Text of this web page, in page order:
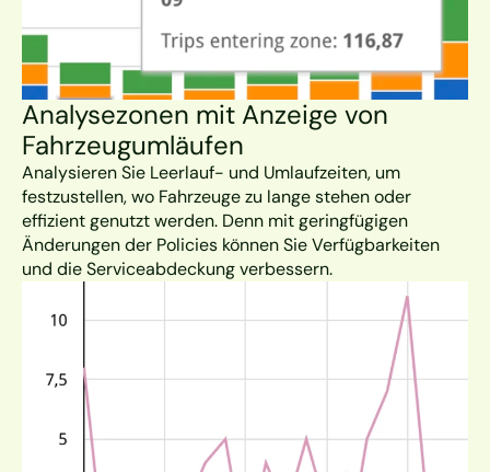
Analysezonen mit Anzeige von
Fahrzeugumläufen
Analysieren Sie Leerlauf- und Umlaufzeiten, um
festzustellen, wo Fahrzeuge zu lange stehen oder
effizient genutzt werden. Denn mit geringfügigen
Änderungen der Policies können Sie Verfügbarkeiten
und die Serviceabdeckung verbessern.